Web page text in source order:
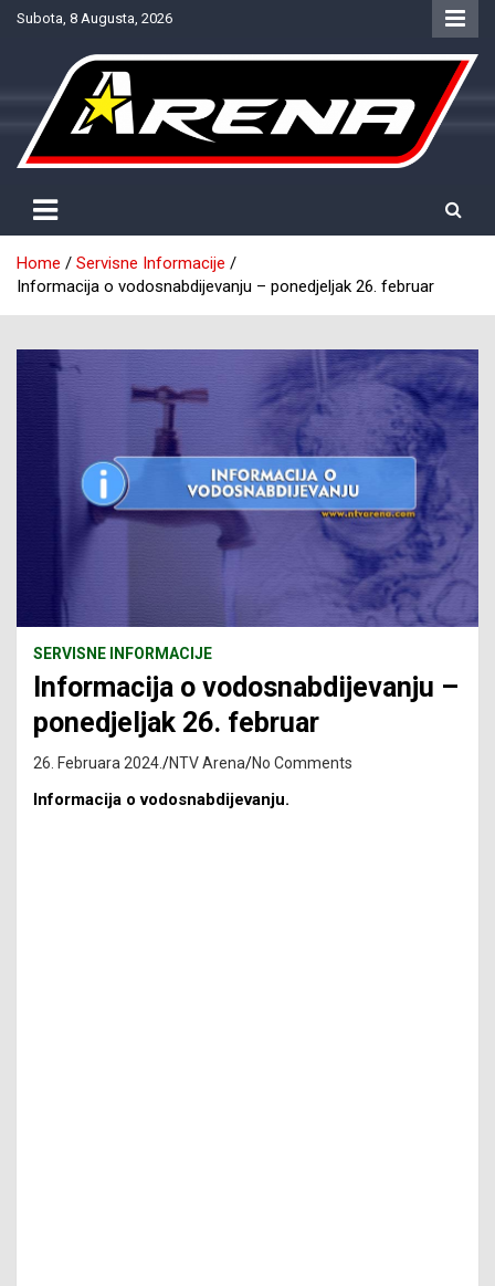
SkipSubota, 8 Augusta, 2026
NTV Arena
Home
Servisne Informacije
Informacija o vodosnabdijevanju – ponedjeljak 26. februar
SERVISNE INFORMACIJE
Informacija o vodosnabdijevanju –
ponedjeljak 26. februar
26. Februara 2024. NTV Arena No Comments
Informacija o vodosnabdijevanju.